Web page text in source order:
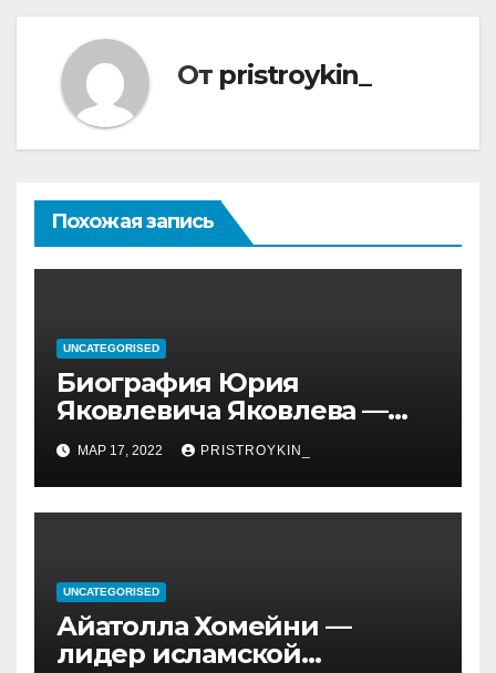
От pristroykin_
Похожая запись
UNCATEGORISED
Биография Юрия
Яковлевича Яковлева —
история его личной и
профессиональной жизни
МАР 17, 2022 PRISTROYKIN_
UNCATEGORISED
Айатолла Хомейни —
лидер исламской